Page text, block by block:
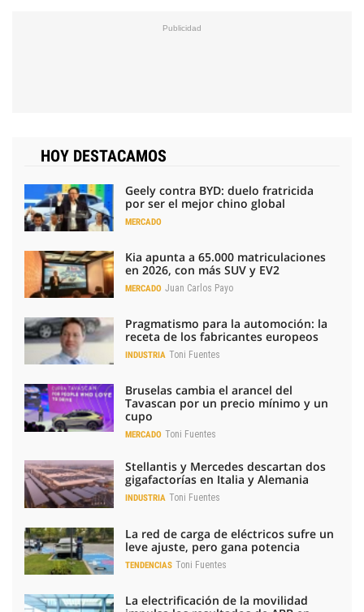
HOY DESTACAMOS
Geely contra BYD: duelo fratricida
por ser el mejor chino global
MERCADO
Kia apunta a 65.000 matriculaciones
en 2026, con más SUV y EV2
MERCADO Juan Carlos Payo
Pragmatismo para la automoción: la
receta de los fabricantes europeos
INDUSTRIA Toni Fuentes
Bruselas cambia el arancel del
Tavascan por un precio mínimo y un
cupo
MERCADO Toni Fuentes
Stellantis y Mercedes descartan dos
gigafactorías en Italia y Alemania
INDUSTRIA Toni Fuentes
La red de carga de eléctricos sufre un
leve ajuste, pero gana potencia
TENDENCIAS Toni Fuentes
La electrificación de la movilidad